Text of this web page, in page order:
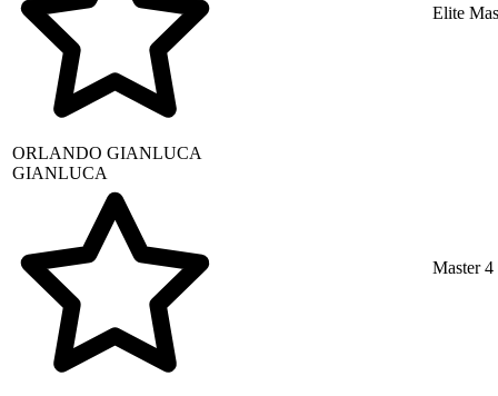
Elite
ORLANDO GIANLUCA
GIANLUCA
Master 4